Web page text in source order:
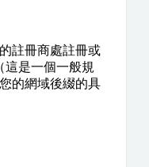
註冊商處註冊或
這是一個一般規
的網域後綴的具